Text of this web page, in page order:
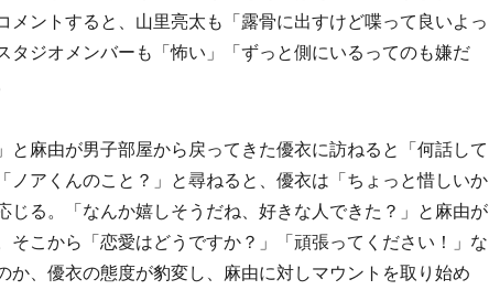
メントすると、山里亮太も「露骨に出すけど喋って良いよっ
タジオメンバーも「怖い」「ずっと側にいるってのも嫌だ
麻由が男子部屋から戻ってきた優衣に訪ねると「何話して
ノアくんのこと？」と尋ねると、優衣は「ちょっと惜しいか
じる。「なんか嬉しそうだね、好きな人できた？」と麻由が
そこから「恋愛はどうですか？」「頑張ってください！」な
か、優衣の態度が豹変し、麻由に対しマウントを取り始め